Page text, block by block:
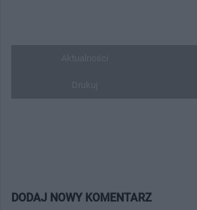
DODAJ NOWY KOMENTARZ